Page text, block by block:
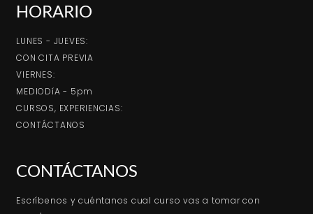
HORARIO
LUNES - JUEVES:
CON CITA PREVIA
VIERNES:
MEDIODíA - 5pm
CURSOS, EXPERIENCIAS:
CONTÁCTANOS
CONTÁCTANOS
Escríbenos y cuéntanos cual curso vas a tomar con